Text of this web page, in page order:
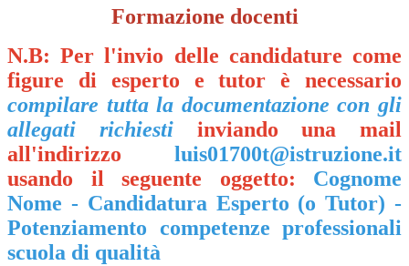
Formazione docenti
N.B: Per l'invio delle candidature come
figure di esperto e tutor è necessario
compilare tutta la documentazione con gli
allegati richiestiinviando una mail
all'indirizzo luis01700t@istruzione.it
usando il seguente oggetto: Cognome
Nome - Candidatura Esperto (o Tutor) -
Potenziamento competenze professionali
scuola di qualità